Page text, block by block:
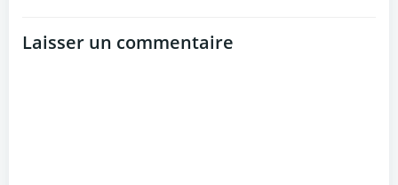
Laisser un commentaire